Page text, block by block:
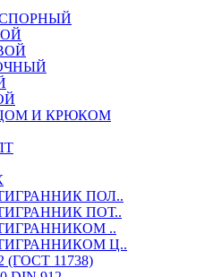
И КРЮКОМ
ПОЛ..
ПОТ..
..
Ц..
(ГОСТ 11738)